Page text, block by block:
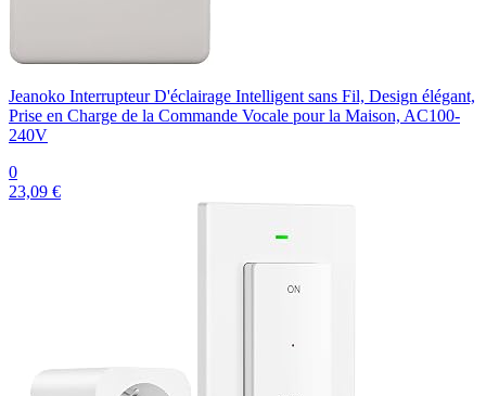
Jeanoko Interrupteur D'éclairage Intelligent sans Fil, Design élégant,
Prise en Charge de la Commande Vocale pour la Maison, AC100-
240V
0
23,09 €